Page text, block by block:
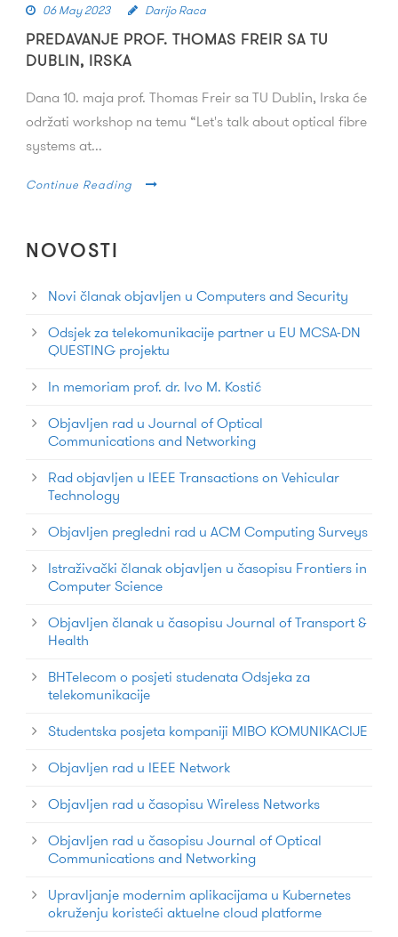
06 May 2023 Darijo Raca
PREDAVANJE PROF. THOMAS FREIR SA TU
DUBLIN, IRSKA
Dana 10. maja prof. Thomas Freir sa TU Dublin, Irska će
održati workshop na temu “Let's talk about optical fibre
systems at...
Continue Reading
NOVOSTI
Novi članak objavljen u Computers and Security
Odsjek za telekomunikacije partner u EU MCSA-DN
QUESTING projektu
In memoriam prof. dr. Ivo M. Kostić
Objavljen rad u Journal of Optical
Communications and Networking
Rad objavljen u IEEE Transactions on Vehicular
Technology
Objavljen pregledni rad u ACM Computing Surveys
Istraživački članak objavljen u časopisu Frontiers in
Computer Science
Objavljen članak u časopisu Journal of Transport &
Health
BHTelecom o posjeti studenata Odsjeka za
telekomunikacije
Studentska posjeta kompaniji MIBO KOMUNIKACIJE
Objavljen rad u IEEE Network
Objavljen rad u časopisu Wireless Networks
Objavljen rad u časopisu Journal of Optical
Communications and Networking
Upravljanje modernim aplikacijama u Kubernetes
okruženju koristeći aktuelne cloud platforme